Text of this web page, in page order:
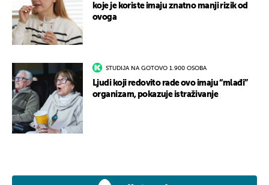
koje je koriste imaju znatno manji rizik od
ovoga
STUDIJA NA GOTOVO 1.900 OSOBA
Ljudi koji redovito rade ovo imaju “mlađi”
organizam, pokazuje istraživanje